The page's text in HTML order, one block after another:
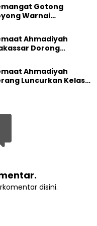
Gotong
Warnai
di Jemaat
Sukapura
Ahmadiyah
Dorong
Lewat Edukasi Ekoteologi
Ahmadiyah
Luncurkan Kelas
disini.